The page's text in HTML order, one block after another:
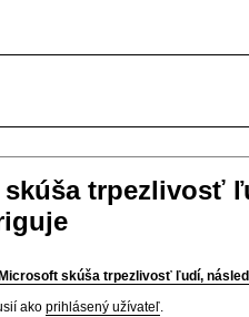
trpezlivosť
Microsoft skúša trpezlivosť ľudí,
ako prihlásený užívateľ.